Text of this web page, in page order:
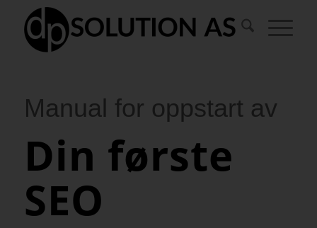
Manual for oppstart av
Din første
SEO